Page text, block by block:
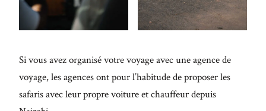
Si vous avez organisé votre voyage avec une agence de
voyage, les agences ont pour l’habitude de proposer les
safaris avec leur propre voiture et chauffeur depuis